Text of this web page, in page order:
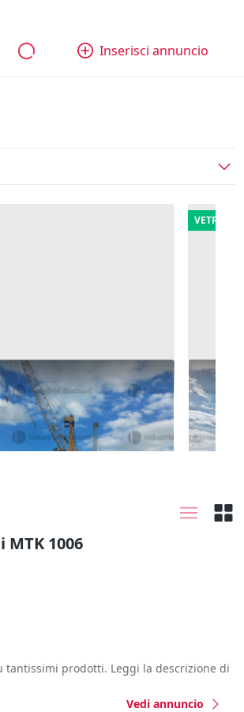
Inserisci annuncio
portuale Italgru
(Catania)
VETRINA
1006
prodotti. Leggi la descrizione di
Vedi annuncio